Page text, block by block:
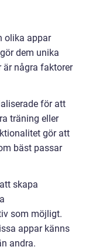
olika appar
dem unika
några faktorer
för att
träning eller
gör att
bäst passar
skapa
som möjligt.
appar känns
andra.